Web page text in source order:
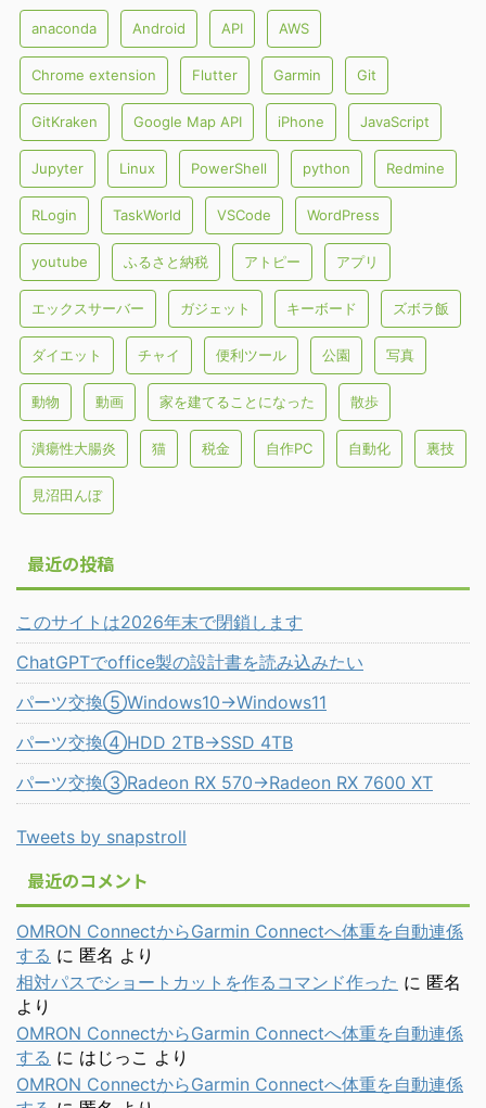
anaconda Android API AWS
Chrome extension Flutter Garmin Git
GitKraken Google Map API iPhone JavaScript
Jupyter Linux PowerShell python Redmine
RLogin TaskWorld VSCode WordPress
youtube ふるさと納税 アトピー アプリ
エックスサーバー ガジェット キーボード ズボラ飯
ダイエット チャイ 便利ツール 公園 写真
動物 動画 家を建てることになった 散歩
潰瘍性大腸炎 猫 税金 自作PC 自動化 裏技
見沼田んぼ
最近の投稿
このサイトは2026年末で閉鎖します
ChatGPTでoffice製の設計書を読み込みたい
パーツ交換⑤Windows10→Windows11
パーツ交換④HDD 2TB→SSD 4TB
パーツ交換③Radeon RX 570→Radeon RX 7600 XT
Tweets by snapstroll
最近のコメント
OMRON ConnectからGarmin Connectへ体重を自動連係
する に 匿名 より
相対パスでショートカットを作るコマンド作った に 匿名
より
OMRON ConnectからGarmin Connectへ体重を自動連係
する に はじっこ より
OMRON ConnectからGarmin Connectへ体重を自動連係